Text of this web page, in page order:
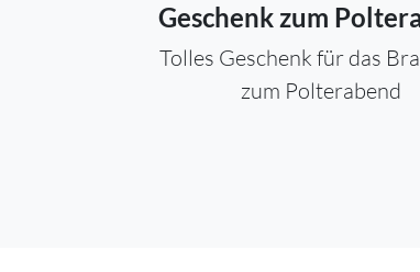
Geschenk zum
Tolles Geschenk für das
zum Polterabend